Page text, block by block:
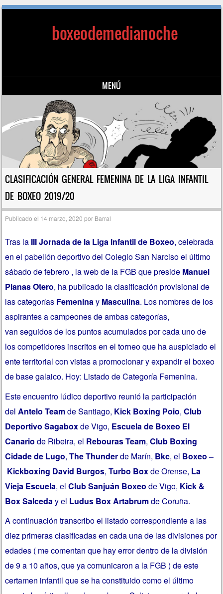
boxeodemedianoche
MENÚ
Saltar al contenido
CLASIFICACIÓN GENERAL FEMENINA DE LA LIGA INFANTIL
DE BOXEO 2019/20
Publicado el 14 marzo, 2020 por Barral
Tras la III Jornada de la Liga Infantil de Boxeo, celebrada
en el pabellón deportivo del Colegio San Narciso el último
sábado de febrero , la web de la FGB que preside Manuel
Planas Otero, ha publicado la clasificación provisional de
las categorías Femeninay Masculina. Los nombres de los
aspirantes a campeones de ambas categorías,
van seguidos de los puntos acumulados por cada uno de
los competidores inscritos en el torneo que ha auspiciado el
ente territorial con vistas a promocionar y expandir el boxeo
de base galaico. Hoy: Listado de Categoría Femenina.
Este encuentro lúdico deportivo reunió la participación
del Antelo Teamde Santiago, Kick Boxing Poio,Club
Deportivo Sagaboxde Vigo, Escuela de Boxeo El
Canariode Ribeira, el Rebouras Team,Club Boxing
Cidade de Lugo,The Thunderde Marín, Bkc, el Boxeo –
Kickboxing David Burgos,Turbo Boxde Orense, La
Vieja Escuela, elClub Sanjuán Boxeo de Vigo, Kick &
Box Salceda y el Ludus Box Artabrumde Coruña.
A continuación transcriboel listado correspondiente a las
diez primeras clasificadas en cada una de las divisiones por
edades ( me comentan que hay error dentro de la división
de 9 a 10 años, que ya comunicaron a la FGB ) de este
certamen infantil que se ha constituido como el último